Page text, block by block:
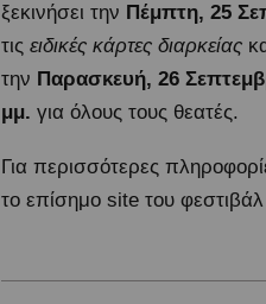
ξεκινήσει την Πέμπτη, 25
τις ειδικές κάρτες διαρκείας
την Παρασκευή, 26
μμ. για όλους τους θεατές.
Για περισσότερες
το επίσημο site του φεστιβάλ